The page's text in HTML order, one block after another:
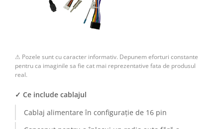
Camere Peugeot
Camere înregistrare trafic
⚠ Pozele sunt cu caracter informativ. Depunem eforturi constante
pentru ca imaginile sa fie cat mai reprezentative fata de produsul
real.
✓ Ce include cablajul
Cablaj alimentare în configurație de 16 pin